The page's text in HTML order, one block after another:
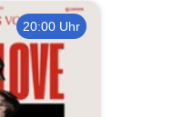
20:00 Uhr